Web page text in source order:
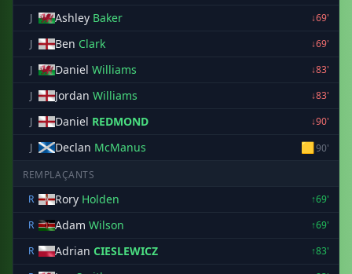
J Ashley Baker
↓69'
J
Ben Clark
↓69'
J
Daniel Williams
↓83'
J
Jordan Williams
↓83'
J
Daniel REDMOND
↓90'
J
Declan McManus 🟨90'
REMPLAÇANTS
R
Rory Holden
↑69'
R
Adam Wilson
↑69'
R
Adrian CIESLEWICZ
↑83'